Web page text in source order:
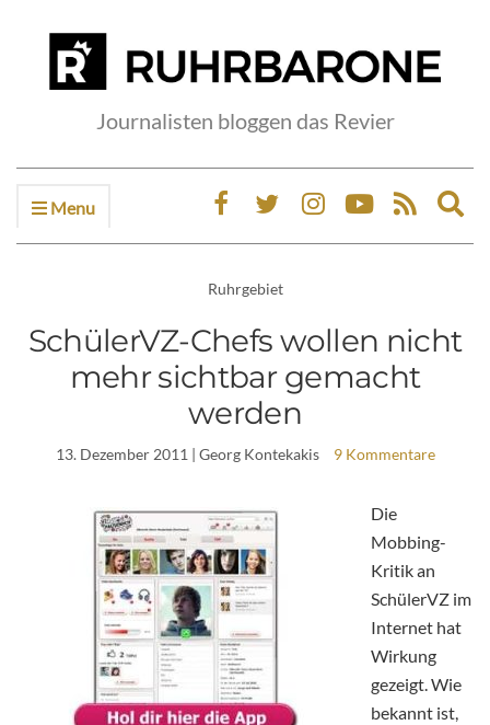
Journalisten bloggen das Revier
Menu
Ruhrgebiet
SchülerVZ-Chefs wollen nicht
mehr sichtbar gemacht
werden
13. Dezember 2011 | Georg Kontekakis 9 Kommentare
Die
Mobbing-
Kritik an
SchülerVZ im
Internet hat
Wirkung
gezeigt. Wie
bekannt ist,